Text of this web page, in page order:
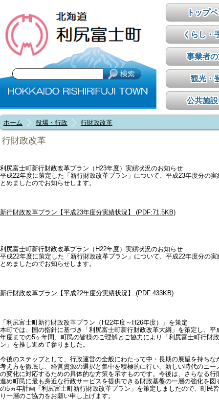
トップ
くらし・
事業者
観光・
公共施
ホーム 役場・行政 行財政改革
行財政改革
利尻富士町新行財政改革プラン（H23年度）実績状況のお知らせ
平成22年度に策定した「新行財政改革プラン」について、平成23年度分の
とめましたのでお知らせします。
新行財政改革プラン【平成23年度分実績状況】 (PDF:71.5KB)
利尻富士町新行財政改革プラン（H22年度）実績状況のお知らせ
平成22年度に策定した「新行財政改革プラン」について、平成22年度分の
とめましたのでお知らせします。
新行財政改革プラン【平成22年度分実績状況】 (PDF:433KB)
「利尻富士町新行財政改革プラン（H22年度～H26年度）」を策定
本町では、国の指針に基づき「利尻富士町新行財政改革大綱」を策定し、平
年度までの5ヶ年間、町民の皆様のご理解とご協力により「利尻富士町行財
ン」を推し進めて参りました。
今後のステップとして、行政運営の全般にわたって中・長期の展望を持ちな
考え方を徹底し、経営資源の選択と集中を積極的に行い、新しい時代のニー
の変化に対応するための具体的な方策を示すものです。今後は、さらなる行
進め町民に最も身近な行政サービスを提供できる財政基盤の一層の強化を図
の5ヵ年計画「利尻富士町新行財政改革プラン」を策定しましたので、町民
り一層のご協力をお願い申し上げます。